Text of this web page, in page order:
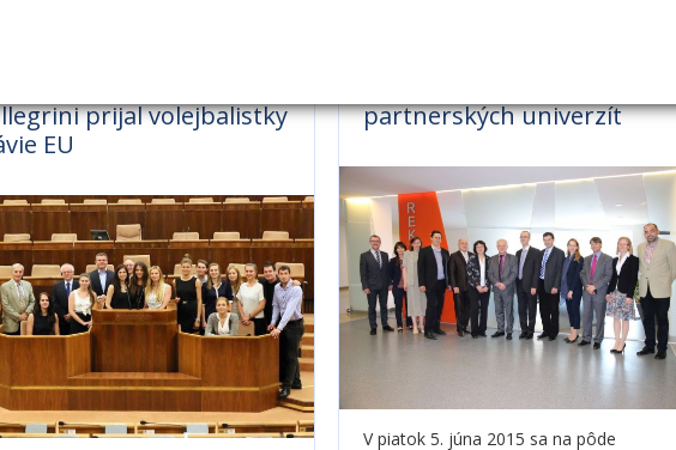
prijal volejbalistky
EU
partnerských univerzít
V piatok 5. júna 2015 sa na pôde